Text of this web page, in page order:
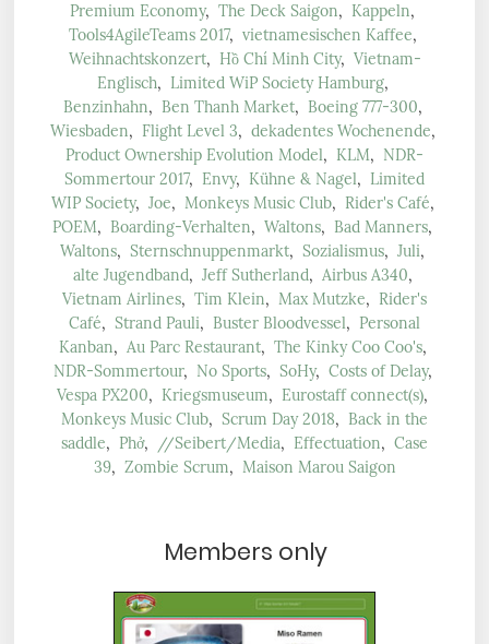
Premium Economy, The Deck Saigon, Kappeln,
Tools4AgileTeams 2017, vietnamesischen Kaffee,
Weihnachtskonzert, Hồ Chí Minh City, Vietnam-
Englisch, Limited WiP Society Hamburg,
Benzinhahn, Ben Thanh Market, Boeing 777-300,
Wiesbaden, Flight Level 3, dekadentes Wochenende,
Product Ownership Evolution Model, KLM, NDR-
Sommertour 2017, Envy, Kühne & Nagel, Limited
WIP Society, Joe, Monkeys Music Club, Rider's Café,
POEM, Boarding-Verhalten, Waltons, Bad Manners,
Waltons, Sternschnuppenmarkt, Sozialismus, Juli,
alte Jugendband, Jeff Sutherland, Airbus A340,
Vietnam Airlines, Tim Klein, Max Mutzke, Rider's
Café, Strand Pauli, Buster Bloodvessel, Personal
Kanban, Au Parc Restaurant, The Kinky Coo Coo's,
NDR-Sommertour, No Sports, SoHy, Costs of Delay,
Vespa PX200, Kriegsmuseum, Eurostaff connect(s),
Monkeys Music Club, Scrum Day 2018, Back in the
saddle, Phở, //Seibert/Media, Effectuation, Case
39, Zombie Scrum, Maison Marou Saigon
Members only